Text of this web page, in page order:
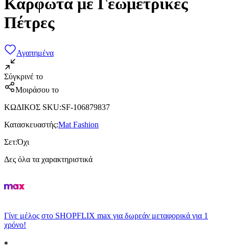
Καρφωτά με Γεωμετρικές
Πέτρες
Αγαπημένα
Σύγκρινέ το
Μοιράσου το
ΚΩΔΙΚΟΣ SKU:SF-106879837
Κατασκευαστής:Mat Fashion
Σετ:Όχι
Δες όλα τα χαρακτηριστικά
Γίνε μέλος στο SHOPFLIX max για δωρεάν μεταφορικά για 1
χρόνο!